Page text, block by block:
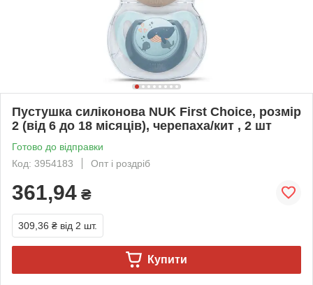
Пустушка силіконова NUK First Choice, розмір
2 (від 6 до 18 місяців), черепаха/кит , 2 шт
Готово до відправки
Код: 3954183
Опт і роздріб
361,94 ₴
309,36 ₴ від 2 шт.
Купити